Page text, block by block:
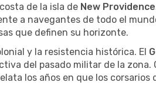
de la isla de New Providence
a navegantes de todo el
que definen su horizonte.
y la resistencia histórica. El
del pasado militar de la zona.
los años en que los corsarios